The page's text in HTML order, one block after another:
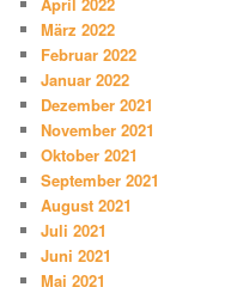
März 2022
Februar 2022
Januar 2022
Dezember 2021
November 2021
Oktober 2021
September 2021
August 2021
Juli 2021
Juni 2021
Mai 2021